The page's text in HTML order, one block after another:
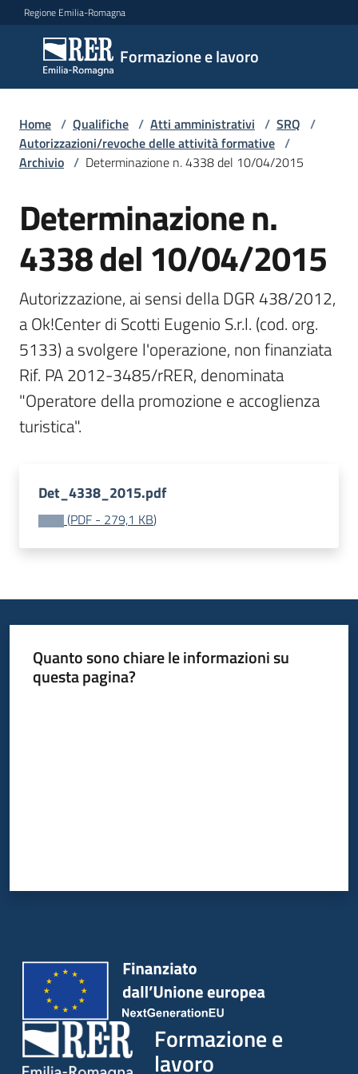
Vai al contenuto
Vai alla navigazione
Vai al footer
Regione Emilia-Romagna
Formazione e lavoro
Formazione
e lavoro
Argomenti
Novità
Servizi
Leggi
Atti
Bandi
Piani
sociale
Home / Qualifiche / Atti amministrativi / SRQ /
Autorizzazioni/revoche delle attività formative /
Archivio / Determinazione n. 4338 del 10/04/2015
Determinazione n.
4338 del 10/04/2015
Autorizzazione, ai sensi della DGR 438/2012,
a Ok!Center di Scotti Eugenio S.r.l. (cod. org.
5133) a svolgere l'operazione, non finanziata
Rif. PA 2012-3485/rRER, denominata
"Operatore della promozione e accoglienza
turistica".
Det_4338_2015.pdf
(PDF - 279,1 KB)
Quanto sono chiare le informazioni su
questa pagina?
Formazione e
lavoro